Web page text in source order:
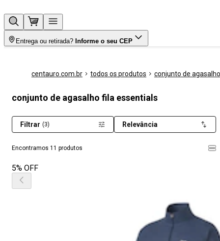
Entrega ou retirada? Informe o seu CEP
centauro.com.br todos os produtos conjunto de agasalho
conjunto de agasalho fila essentials
Encontramos 11 produtos
Filtrar (3) Relevância
5% OFF